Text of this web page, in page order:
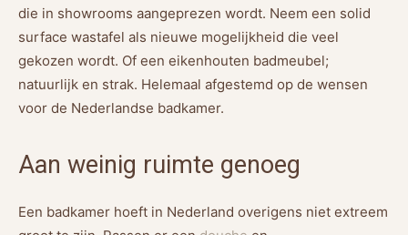
die in showrooms aangeprezen wordt. Neem een solid
surface wastafel als nieuwe mogelijkheid die veel
gekozen wordt. Of een eikenhouten badmeubel;
natuurlijk en strak. Helemaal afgestemd op de wensen
voor de Nederlandse badkamer.
Aan weinig ruimte genoeg
Een badkamer hoeft in Nederland overigens niet extreem